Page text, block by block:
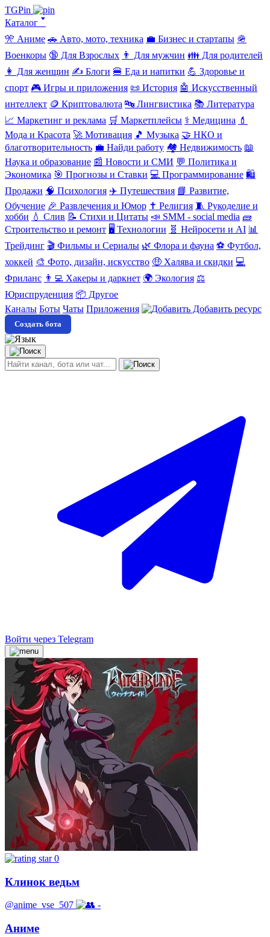
TGPin
Каталог 🢓
🎌 Аниме 🚗 Авто, мото, техника 💼 Бизнес и стартапы 🪖
Военкоры 🔞 Для Взрослых 👨 Для мужчин 👪 Для родителей
👩 Для женщин ✍️ Блоги 🍔 Еда и напитки 💪 Здоровье и
спорт 🎮 Игры и приложения 📜 История 🤖 Искусственный
интеллект 🪙 Криптовалюта 🔤 Лингвистика 📚 Литература
📈 Маркетинг и реклама 🛒 Маркетплейсы ⚕️ Медицина 💄
Мода и Красота 🚀 Мотивация 🎵 Музыка 🤝 НКО и
благотворительность 💼 Найди работу 🏘️ Недвижимость 📖
Наука и образование 📰 Новости и СМИ 💬 Политика и
Экономика 🎯 Прогнозы и Ставки 💻 Программирование 🛍️
Продажи 🧠 Психология ✈️ Путешествия 📘 Развитие,
Обучение 🎉 Развлечения и Юмор ✝️ Религия 🧵 Рукоделие и
хобби 💧 Слив 📝 Стихи и Цитаты 📣 SMM - social media 🧱
Строительство и ремонт 🖥️ Технологии 🧬 Нейросети и AI 📊
Трейдинг 🎬 Фильмы и Сериалы 🌿 Флора и фауна ⚽ Футбол,
хоккей 🎨 Фото, дизайн, искусство 🤑 Халява и скидки 💻
Фриланс 👨‍💻 Хакеры и даркнет 🌍 Экология ⚖️
Юриспруденция 📦 Другое
Каналы Боты Чаты Приложения Добавить ресурс
Создать бота
Войти через Telegram
0
Клинок ведьм
@anime_vse_507 -
Аниме